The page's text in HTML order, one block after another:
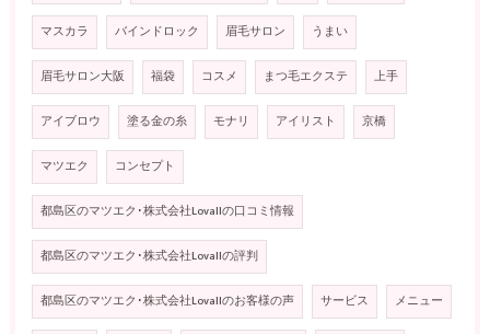
マスカラ バインドロック 眉毛サロン うまい
眉毛サロン大阪 福袋 コスメ まつ毛エクステ 上手
アイブロウ 塗る金の糸 モナリ アイリスト 京橋
マツエク コンセプト
都島区のマツエク･株式会社Lovallの口コミ情報
都島区のマツエク･株式会社Lovallの評判
都島区のマツエク･株式会社Lovallのお客様の声 サービス メニュー